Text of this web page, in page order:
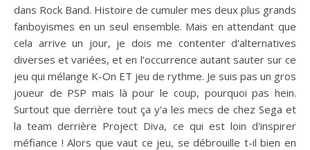
dans Rock Band. Histoire de cumuler mes deux plus grands
fanboyismes en un seul ensemble. Mais en attendant que
cela arrive un jour, je dois me contenter d'alternatives
diverses et variées, et en l’occurrence autant sauter sur ce
jeu qui mélange K-On ET jeu de rythme. Je suis pas un gros
joueur de PSP mais là pour le coup, pourquoi pas hein.
Surtout que derrière tout ça y'a les mecs de chez Sega et
la team derrière Project Diva, ce qui est loin d'inspirer
méfiance ! Alors que vaut ce jeu, se débrouille t-il bien en